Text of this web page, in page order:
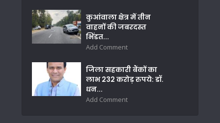
कुआंवाला क्षेत्र में तीन
वाहनों की जबरदस्त
भिंडत...
Add Comment
जिला सहकारी बैंकों का
लाभ 232 करोड़ रुपये: डॉ.
धन...
Add Comment